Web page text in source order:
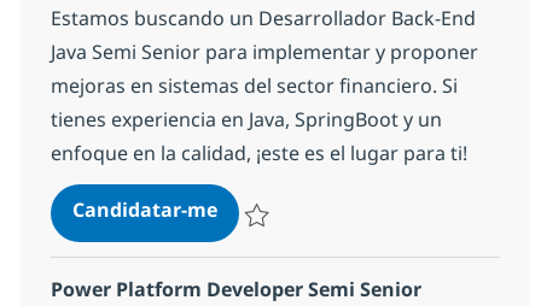
Estamos buscando un Desarrollador Back-End
Java Semi Senior para implementar y proponer
mejoras en sistemas del sector financiero. Si
tienes experiencia en Java, SpringBoot y un
enfoque en la calidad, ¡este es el lugar para ti!
Candidatar-meDesarrolador Back End Java
Power Platform Developer Semi Senior